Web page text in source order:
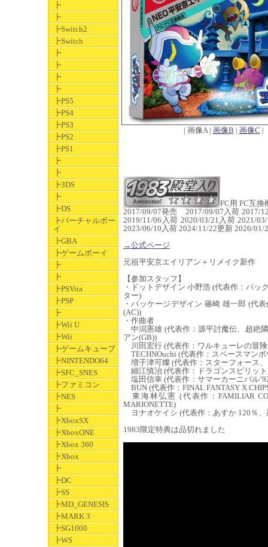
┣
┣
┣Switch2
┣Switch
┣
┣
┣
┣
┣PS5
┣PS4
┣PS3
┣PS2
┣PS1
┣
┣
┣3DS
┣
┣DS
┣バーチャルボー
イ
┣GBA
┣ゲームボーイ
┣
┣
┣PSVita
┣PSP
┣
┣Wii U
┣Wii
┣ゲームキューブ
┣NINTENDO64
┣SFC_SNES
┣ファミコン
┣NES
┣
┣XboxSX
┣XboxONE
┣Xbox 360
┣Xbox
┣
┣DC
┣SS
┣MD_GENESIS
┣MARK 3
┣SG1000
┣WS
| 画像A | 画像B | 画像C |
FC用 FC互
2017/09/07発売 2017/09/07入荷 2017/
2019/11/06入荷 2020/03/21入荷 2021/
2023/06/10入荷 2024/11/22更新 2026/
→公式ページ
元祖平安京エイリアン＋リメイク新作
【参加スタッフ】
・ドットデザイン 小野浩 (代表作：パ
ター)
・パッケージデザイン 篠崎 雄一郎 (代
(AC))
・作曲者
中潟憲雄 (代表作：源平討魔伝、超絶
アン(GB))
川田宏行 (代表作：ワルキューレの冒
TECHNOuchi (代表作：スペースマン
増子津可燦 (代表作：スターフォース
細江慎治 (代表作：ドラゴンスピリッ
塩田信幸 (代表作：サマーカーニバル
BUN (代表作：FINAL FANTASY X
東海林弘憲 (代表作：FAMILIAR
MARIONETTE)
ヨナオケイシ (代表作：あすか 120％
1983限定特典は品切れました